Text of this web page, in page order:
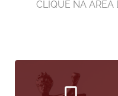
CLIQUE NA ÁREA